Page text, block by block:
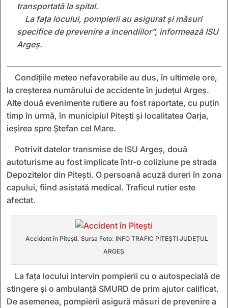
transportată la spital.
La fața locului, pompierii au asigurat și măsuri
specifice de prevenire a incendiilor”, informează ISU
Argeș.
Condițiile meteo nefavorabile au dus, în ultimele ore,
la creșterea numărului de accidente în județul Argeș.
Alte două evenimente rutiere au fost raportate, cu puțin
timp în urmă, în municipiul Pitești și localitatea Oarja,
ieșirea spre Ștefan cel Mare.
Potrivit datelor transmise de ISU Argeș, două
autoturisme au fost implicate într-o coliziune pe strada
Depozitelor din Pitești. O persoană acuză dureri în zona
capului, fiind asistată medical. Traficul rutier este
afectat.
Accident în Pitești. Sursa Foto: INFO TRAFIC PITEȘTI JUDEȚUL
ARGEȘ
La fața locului intervin pompierii cu o autospecială de
stingere și o ambulanță SMURD de prim ajutor calificat.
De asemenea, pompierii asigură măsuri de prevenire a